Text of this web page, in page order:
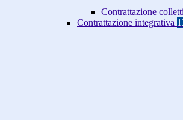
Contrattazione
Contrattazione integrativa